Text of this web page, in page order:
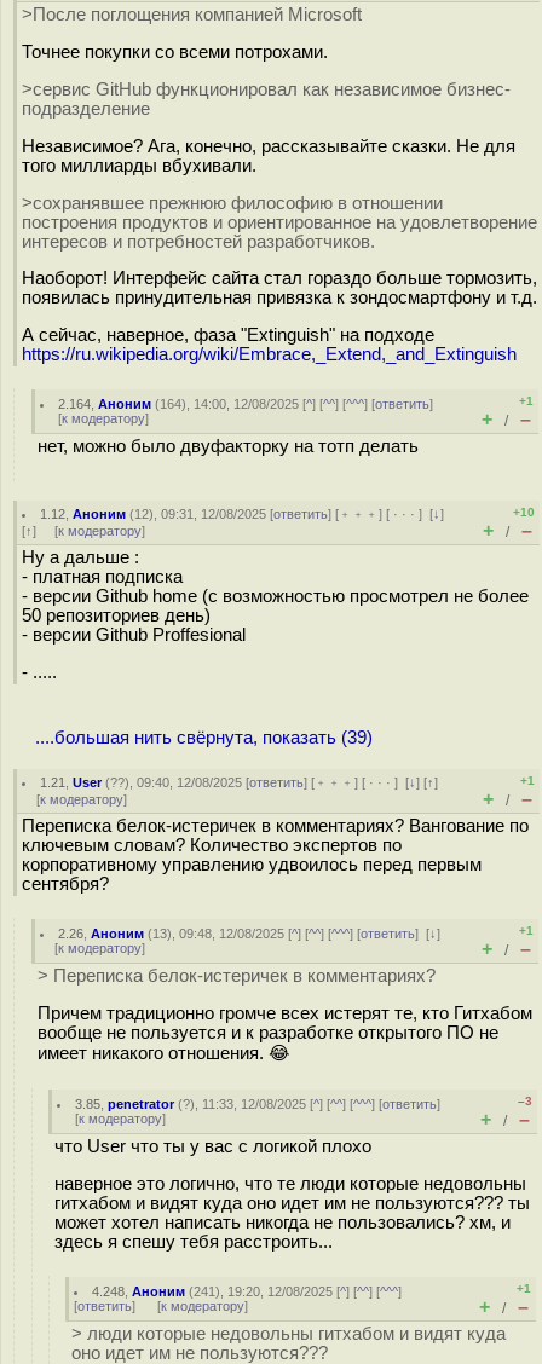
>После поглощения компанией Microsoft
Точнее покупки со всеми потрохами.
>сервис GitHub функционировал как независимое бизнес-
подразделение
Независимое? Ага, конечно, рассказывайте сказки. Не для
того миллиарды вбухивали.
>сохранявшее прежнюю философию в отношении
построения продуктов и ориентированное на удовлетворение
интересов и потребностей разработчиков.
Наоборот! Интерфейс сайта стал гораздо больше тормозить,
появилась принудительная привязка к зондосмартфону и т.д.
А сейчас, наверное, фаза "Extinguish" на подходе
https://ru.wikipedia.org/wiki/Embrace,_Extend,_and_Extinguish
2.164 ,Аноним (164), 14:00, 12/08/2025 [^] [^^] [^^^] [ответить]
[к модератору]
+1
+ / –
нет, можно было двуфакторку на тотп делать
1.12 ,Аноним (12), 09:31, 12/08/2025 [ответить] [ ﹢﹢﹢] [ · · ·][↓]
[↑] [к модератору]
+10
+ / –
Ну а дальше :
- платная подписка
- версии Github home (с возможностью просмотрел не более
50 репозиториев день)
- версии Github Proffesional
- .....
....большая нить свёрнута, показать (39)
1.21 ,User(??), 09:40, 12/08/2025 [ответить] [ ﹢﹢﹢] [ · · ·][↓] [↑]
[к модератору]
+1
+ / –
Переписка белок-истеричек в комментариях? Вангование по
ключевым словам? Количество экспертов по
корпоративному управлению удвоилось перед первым
сентября?
2.26 ,Аноним (13), 09:48, 12/08/2025 [^] [^^] [^^^] [ответить][↓]
[к модератору]
+1
+ / –
> Переписка белок-истеричек в комментариях?
Причем традиционно громче всех истерят те, кто Гитхабом
вообще не пользуется и к разработке открытого ПО не
имеет никакого отношения. 😂
3.85 ,penetrator(?), 11:33, 12/08/2025 [^] [^^] [^^^] [ответить]
[к модератору]
–3
+ / –
что User что ты у вас с логикой плохо
наверное это логично, что те люди которые недовольны
гитхабом и видят куда оно идет им не пользуются??? ты
может хотел написать никогда не пользовались? хм, и
здесь я спешу тебя расстроить...
4.248 ,Аноним (241), 19:20, 12/08/2025 [^] [^^] [^^^]
[ответить] [к модератору]
+1
+ / –
> люди которые недовольны гитхабом и видят куда
оно идет им не пользуются???